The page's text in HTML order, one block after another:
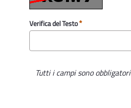
Verifica del Testo
Tutti i campi sono obbligatori